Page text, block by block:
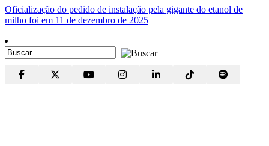
Oficialização do pedido de instalação pela gigante do etanol de
milho foi em 11 de dezembro de 2025